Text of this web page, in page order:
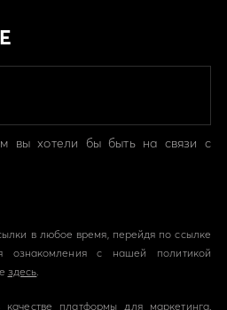
вы хотели бы быть на связи с
в любое время, перейдя по ссылке
ознакомления с нашей политикой
здесь
платформы для маркетинга.